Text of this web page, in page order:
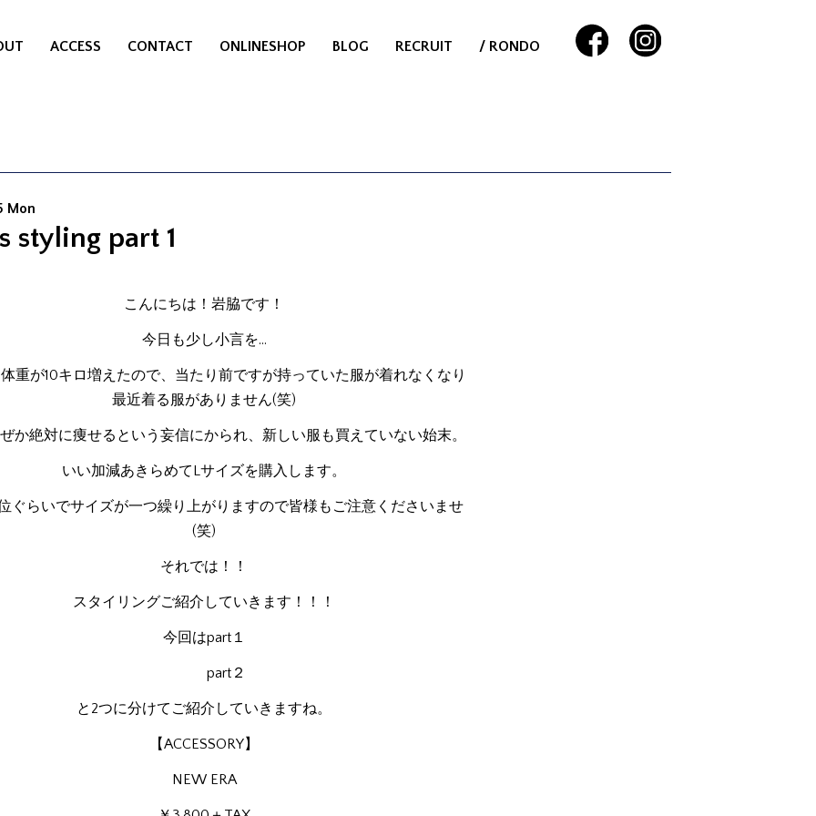
ACCESS CONTACT ONLINESHOP BLOG RECRUIT / RONDO
Mon
styling part 1
こんにちは！岩脇です！
今日も少し小言を…
重が10キロ増えたので、当たり前ですが持っていた服が着れなくなり
最近着る服がありません(笑)
か絶対に痩せるという妄信にかられ、新しい服も買えていない始末。
いい加減あきらめてLサイズを購入します。
ぐらいでサイズが一つ繰り上がりますので皆様もご注意くださいませ
(笑)
それでは！！
スタイリングご紹介していきます！！！
今回はpart１
part２
と2つに分けてご紹介していきますね。
【ACCESSORY】
NEW ERA